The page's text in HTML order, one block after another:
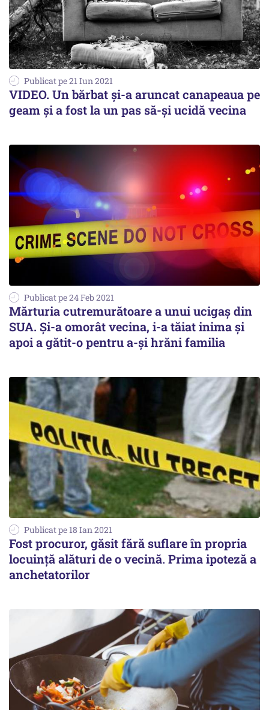
Publicat pe 21 Iun 2021
VIDEO. Un bărbat și-a aruncat canapeaua pe
geam și a fost la un pas să-și ucidă vecina
Publicat pe 24 Feb 2021
Mărturia cutremurătoare a unui ucigaș din
SUA. Și-a omorât vecina, i-a tăiat inima și
apoi a gătit-o pentru a-și hrăni familia
Publicat pe 18 Ian 2021
Fost procuror, găsit fără suflare în propria
locuinţă alături de o vecină. Prima ipoteză a
anchetatorilor